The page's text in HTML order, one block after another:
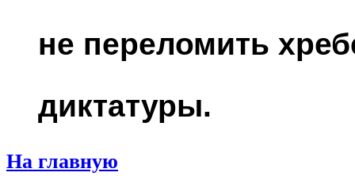
не переломить
диктатуры.
На главную